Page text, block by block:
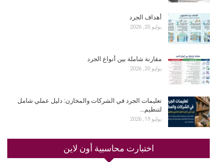
أهداف الجرد
يوليو 20, 2026
مقارنة شاملة بين أنواع الجرد
يوليو 20, 2026
تعليمات الجرد في الشركات والمخازن: دليل عملي شامل
لتنظيم…
يوليو 19, 2026
اختبارت محاسبية أون لاين